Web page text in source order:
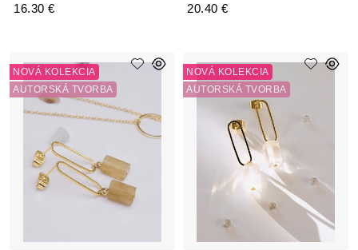
16.30 € 20.40 €
NOVÁ KOLEKCIA
AUTORSKÁ TVORBA
NOVÁ KOLEKCIA
AUTORSKÁ TVORBA